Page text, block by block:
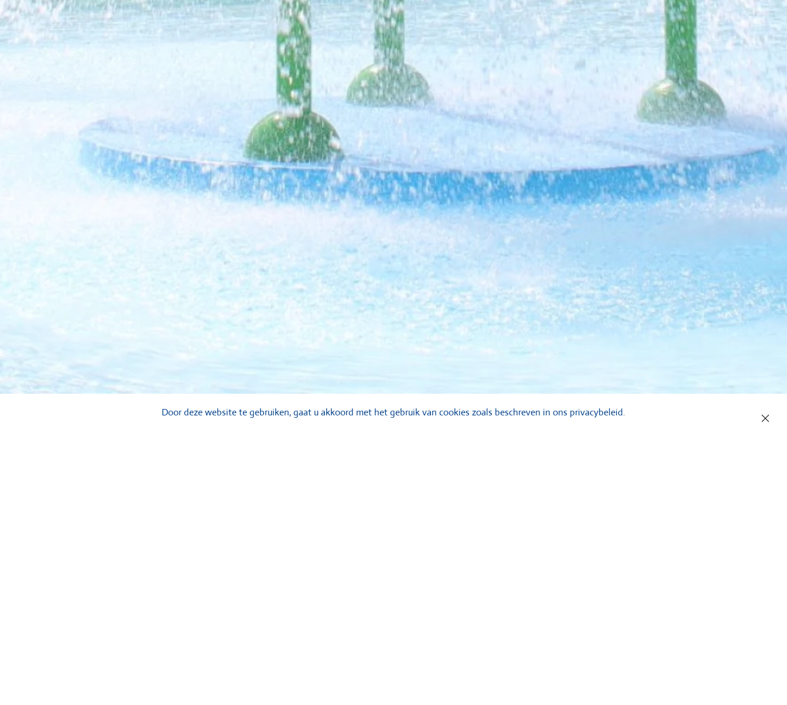
Door deze website te gebruiken, gaat u akkoord met het gebruik van cookies zoals beschreven in ons privacybeleid.